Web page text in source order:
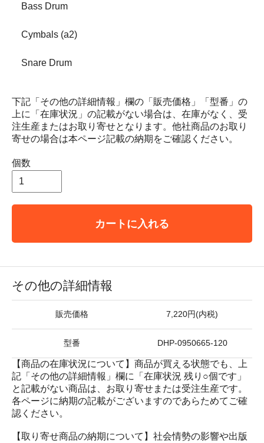
Bass Drum
Cymbals (a2)
Snare Drum
下記「その他の詳細情報」欄の「販売価格」「型番」の
上に「在庫状況」の記載がない場合は、在庫がなく、受
注生産またはお取り寄せとなります。他社商品のお取り
寄せの場合は本ページ記載の納期をご確認ください。
個数
カートに入れる
その他の詳細情報
販売価格 7,220円(内税)
型番 DHP-0950665-120
【商品の在庫状況について】商品が買える状態でも、上
記「その他の詳細情報」欄に「在庫状況 残り○個です」
と記載がない商品は、お取り寄せまたは受注生産です。
各ページに納期の記載がございますのであらためてご確
認ください。
【取り寄せ商品の納期について】社会情勢の影響や出版